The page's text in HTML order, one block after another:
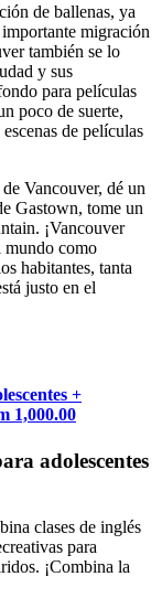
de ballenas, ya
migración
también se lo
y sus
para películas
poco de suerte,
de películas
Vancouver, dé un
Gastown, tome un
¡Vancouver
mundo como
habitantes, tanta
justo en el
+
1,000.00
adolescentes
clases de inglés
para
¡Combina la